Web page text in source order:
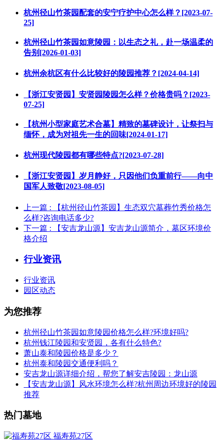
杭州径山竹茶园配套的安宁疗护中心怎么样？[2023-07-
25]
杭州径山竹茶园如意陵园：以生态之礼，赴一场温柔的
告别[2026-01-03]
杭州余杭区有什么比较好的陵园推荐？[2024-04-14]
【浙江安贤园】安贤园陵园怎么样？价格贵吗？[2023-
07-25]
【杭州小型家庭艺术合墓】精致的墓碑设计，让祭扫与
缅怀，成为对祖先一生的回味[2024-01-17]
杭州现代陵园都有哪些特点?[2023-07-28]
【浙江安贤园】岁月静好，只因他们负重前行——向中
国军人致敬[2023-08-05]
上一篇 : 【杭州径山竹茶园】生态双穴墓葬竹秀价格怎
么样?咨询电话多少?
下一篇 : 【安吉龙山源】安吉龙山源简介，墓区环境价
格介绍
行业资讯
行业资讯
园区动态
为您推荐
杭州径山竹茶园如意陵园价格怎么样?环境好吗?
杭州钱江陵园和安贤园，各有什么特色?
萧山泰和陵园价格是多少？
杭州泰和陵园交通便利吗？
安吉龙山源详细介绍，帮您了解安吉陵园：龙山源
【安吉龙山源】风水环境怎么样?杭州周边环境好的陵园
推荐
热门墓地
福寿苑27区